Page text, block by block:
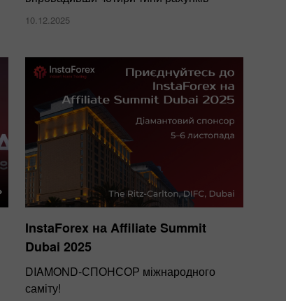
10.12.2025
InstaForex на Affiliate Summit
Dubai 2025
DIAMOND-СПОНСОР міжнародного
саміту!